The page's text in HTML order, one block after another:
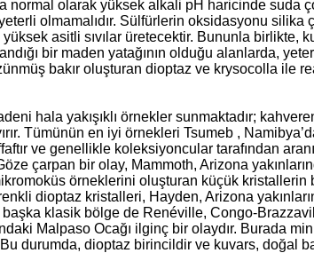
normal olarak yüksek alkali pH haricinde suda
olmamalıdır. Sülfürlerin oksidasyonu silika
yüksek asitli sıvılar üretecektir. Bununla birlikte,
bir maden yatağının olduğu alanlarda,
bakır oluşturan dioptaz ve krysocolla ile
hala yakışıklı örnekler sunmaktadır;
Tümünün en iyi örnekleri Tsumeb ,
ve genellikle koleksiyoncular tarafından
çarpan bir olay, Mammoth, Arizona
örneklerini oluşturan küçük kristallerin
dioptaz kristalleri, Hayden, Arizona
klasik bölge de Renéville, Congo-
Malpaso Ocağı ilginç bir olaydır. Burada
durumda, dioptaz birincildir ve kuvars, doğal